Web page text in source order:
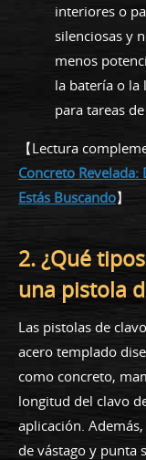
interiores o
silenciosas y
menos
la batería o la
para tareas
【Lectura
Concreto Revelada:
Estás Buscando】
2. ¿Qué
una pistola
Las pistolas de
acero templado
como concreto,
longitud del clavo
aplicación.
de vástago y punta